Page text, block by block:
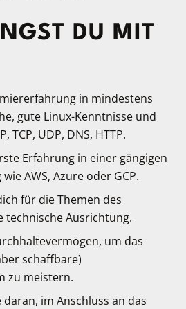
DU MIT
in mindestens
gute Linux-Kenntnisse und
TCP, UDP, DNS, HTTP.
Erfahrung in einer gängigen
AWS, Azure oder GCP.
für die Themen des
technische Ausrichtung.
um das
schaffbare)
zu meistern.
im Anschluss an das